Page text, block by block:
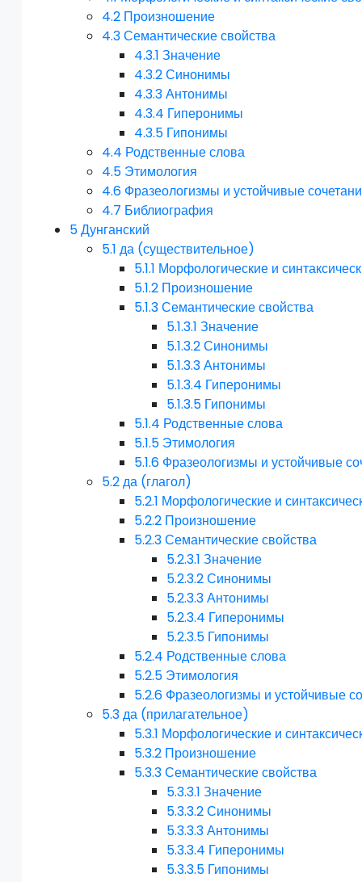
4.2 Произношение
4.3Семантические свойства
4.3.1 Значение
4.3.2Синонимы
4.3.3Антонимы
4.3.4 Гиперонимы
4.3.5 Гипонимы
4.4 Родственные слова
4.5 Этимология
4.6 Фразеологизмы и устойчивые
4.7 Библиография
5Дунганский
5.1 да (существительное)
5.1.1 Морфологические и
5.1.2 Произношение
5.1.3Семантические свойства
5.1.3.1 Значение
5.1.3.2Синонимы
5.1.3.3Антонимы
5.1.3.4 Гиперонимы
5.1.3.5 Гипонимы
5.1.4 Родственные слова
5.1.5 Этимология
5.1.6 Фразеологизмы и устойчивые
5.2да (глагол)
5.2.1 Морфологические и
5.2.2 Произношение
5.2.3Семантические свойства
5.2.3.1 Значение
5.2.3.2Синонимы
5.2.3.3Антонимы
5.2.3.4 Гиперонимы
5.2.3.5 Гипонимы
5.2.4 Родственные слова
5.2.5 Этимология
5.2.6 Фразеологизмы и устойчивые
5.3да (прилагательное)
5.3.1 Морфологические и
5.3.2 Произношение
5.3.3Семантические свойства
5.3.3.1 Значение
5.3.3.2Синонимы
5.3.3.3Антонимы
5.3.3.4 Гиперонимы
5.3.3.5 Гипонимы